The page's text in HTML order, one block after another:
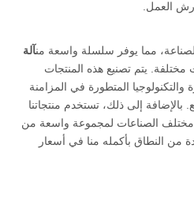
العمل.
مما يوفر سلسلة واسعة منآلة
يتم تصنيع هذه المنتجات
المتطورة في المزامنة
بالإضافة إلى ذلك، تستخدم منتجاتنا
الصناعات لمجموعة واسعة من
من النطاق بأكمله منا في أسعار